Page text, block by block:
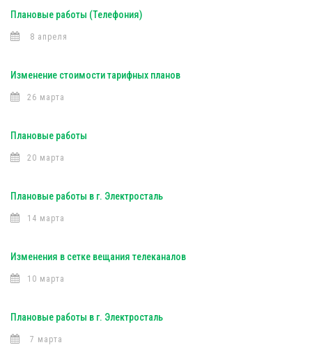
Плановые работы (Телефония)
8 апреля
Изменение стоимости тарифных планов
26 марта
Плановые работы
20 марта
Плановые работы в г. Электросталь
14 марта
Изменения в сетке вещания телеканалов
10 марта
Плановые работы в г. Электросталь
7 марта